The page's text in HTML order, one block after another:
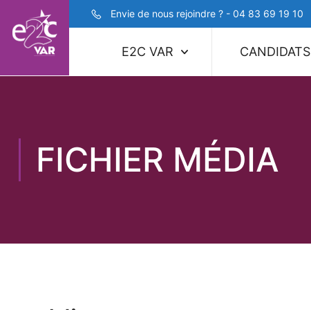
Envie de nous rejoindre ? - 04 83 69 19 10
E2C VAR CANDIDATS
FICHIER MÉDIA